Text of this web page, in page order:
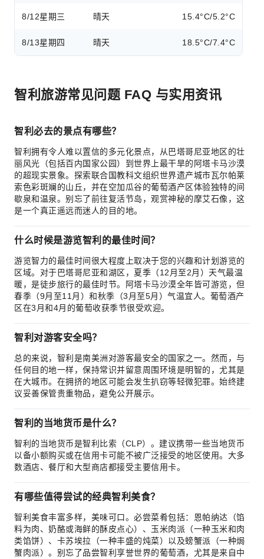
8/12星期三 晴天 15.4°C/5.2°C
8/13星期四 晴天 18.5°C/7.4°C
智利旅游常见问题 FAQ 与实用资讯
智利必去的景点有哪些？
智利拥有令人难以置信的多元化景点，从巴塔哥尼亚地区的壮
丽风光（包括百内国家公园）到世界上最干旱的阿塔卡马沙漠
的超现实景象。探索联合国教科文组织世界遗产城市瓦尔帕莱
索色彩斑斓的山丘，并在空加瓜谷的葡萄酒产区体验独特的间
歇泉和温泉。别忘了前往复活节岛，观赏神秘的摩艾石像，这
是一个真正遥远而迷人的目的地。
什么时候是游览智利的最佳时间？
游览智力的最佳时间很大程度上取决于您的兴趣和计划游览的
区域。对于巴塔哥尼亚和湖区，夏季（12月至2月）天气最温
暖，是徒步旅行的最佳时节。阿塔卡马沙漠全年皆可游览，但
春季（9月至11月）和秋季（3月至5月）气温宜人。葡萄酒产
区在3月和4月的葡萄收获季节很受欢迎。
智利对游客安全吗？
总的来说，智利是南美洲对游客最安全的国家之一。然而，与
任何目的地一样，保持常识并留意周围环境是明智的，尤其是
在大城市。在拥挤的地区可能会发生扒窃等轻微犯罪。始终建
议妥善保管贵重物品，避免公开展示。
智利的当地货币是什么？
智利的当地货币是智利比索（CLP）。建议携带一些当地货币
以备小额购买或在信用卡可能不被广泛接受的地区使用。大多
数酒店、餐厅和大型商店都接受主要信用卡。
有哪些值得尝试的经典智利美食？
智利美食丰富多样，美味可口。必尝菜肴包括：恩帕纳达（馅
料为肉、奶酪或海鲜的酥皮点心）、玉米肉派（一种玉米和肉
类馅饼）、卡苏埃拉（一种丰盛的炖菜）以及螃蟹派（一种焗
蟹肉派）。别忘了品尝智利享誉世界的葡萄酒，尤其是来自中